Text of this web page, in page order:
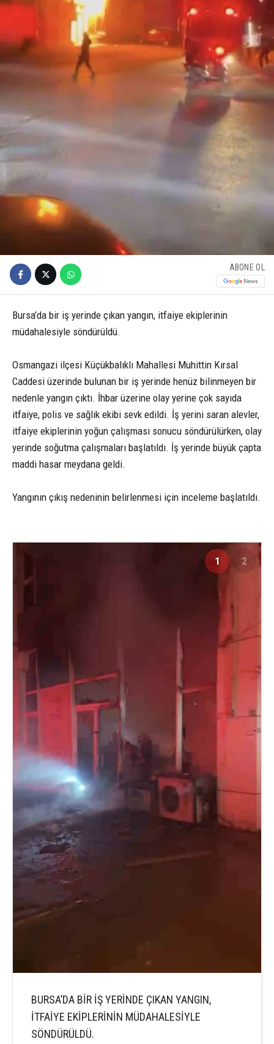
ABONE OL
Bursa’da bir iş yerinde çıkan yangın, itfaiye ekiplerinin
müdahalesiyle söndürüldü.
Osmangazi ilçesi Küçükbalıklı Mahallesi Muhittin Kırsal
Caddesi üzerinde bulunan bir iş yerinde henüz bilinmeyen bir
nedenle yangın çıktı. İhbar üzerine olay yerine çok sayıda
itfaiye, polis ve sağlık ekibi sevk edildi. İş yerini saran alevler,
itfaiye ekiplerinin yoğun çalışması sonucu söndürülürken, olay
yerinde soğutma çalışmaları başlatıldı. İş yerinde büyük çapta
maddi hasar meydana geldi.
Yangının çıkış nedeninin belirlenmesi için inceleme başlatıldı.
1 2
BURSA’DA BİR İŞ YERİNDE ÇIKAN YANGIN,
İTFAİYE EKİPLERİNİN MÜDAHALESİYLE
SÖNDÜRÜLDÜ.